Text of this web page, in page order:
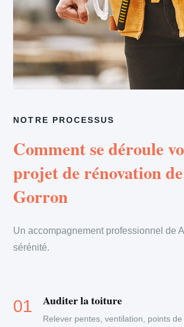
NOTRE PROCESSUS
Comment se déroule
projet de rénovation
Gorron
Un accompagnement professionnel de
sérénité.
Auditer la toiture
Relever pentes, ventilation, points